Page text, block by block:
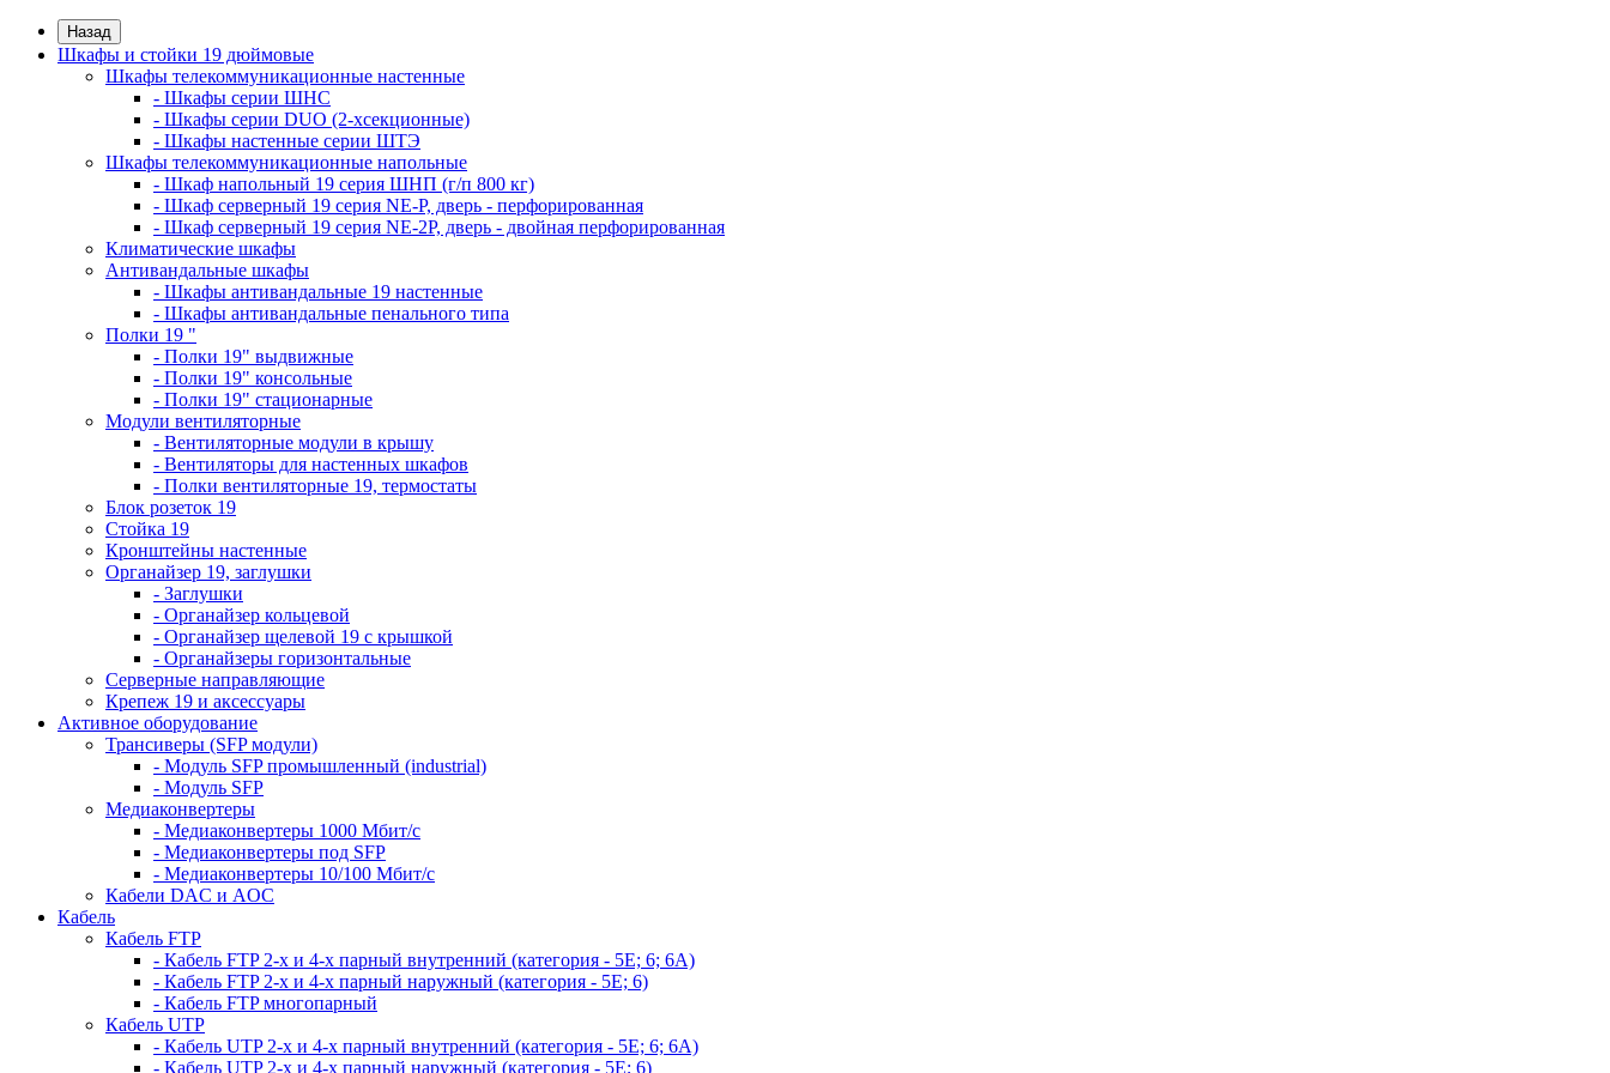
Назад
Шкафы и стойки 19 дюймовые
Шкафы телекоммуникационные настенные
- Шкафы серии ШНС
- Шкафы серии DUO (2-хсекционные)
- Шкафы настенные серии ШТЭ
Шкафы телекоммуникационные напольные
- Шкаф напольный 19 серия ШНП (г/п 800 кг)
- Шкаф серверный 19 серия NE-P, дверь - перфорированная
- Шкаф серверный 19 серия NE-2P, дверь - двойная перфорированная
Климатические шкафы
Антивандальные шкафы
- Шкафы антивандальные 19 настенные
- Шкафы антивандальные пенального типа
Полки 19 "
- Полки 19" выдвижные
- Полки 19" консольные
- Полки 19" стационарные
Модули вентиляторные
- Вентиляторные модули в крышу
- Вентиляторы для настенных шкафов
- Полки вентиляторные 19, термостаты
Блок розеток 19
Стойка 19
Кронштейны настенные
Органайзер 19, заглушки
- Заглушки
- Органайзер кольцевой
- Органайзер щелевой 19 с крышкой
- Органайзеры горизонтальные
Серверные направляющие
Крепеж 19 и аксессуары
Активное оборудование
Трансиверы (SFP модули)
- Модуль SFP промышленный (industrial)
- Модуль SFP
Медиаконвертеры
- Медиаконвертеры 1000 Мбит/с
- Медиаконвертеры под SFP
- Медиаконвертеры 10/100 Мбит/с
Кабели DAC и AOC
Кабель
Кабель FTP
- Кабель FTP 2-х и 4-х парный внутренний (категория - 5Е; 6; 6А)
- Кабель FTP 2-х и 4-х парный наружный (категория - 5Е; 6)
- Кабель FTP многопарный
Кабель UTP
- Кабель UTP 2-х и 4-х парный внутренний (категория - 5Е; 6; 6А)
- Кабель UTP 2-х и 4-х парный наружный (категория - 5Е; 6)